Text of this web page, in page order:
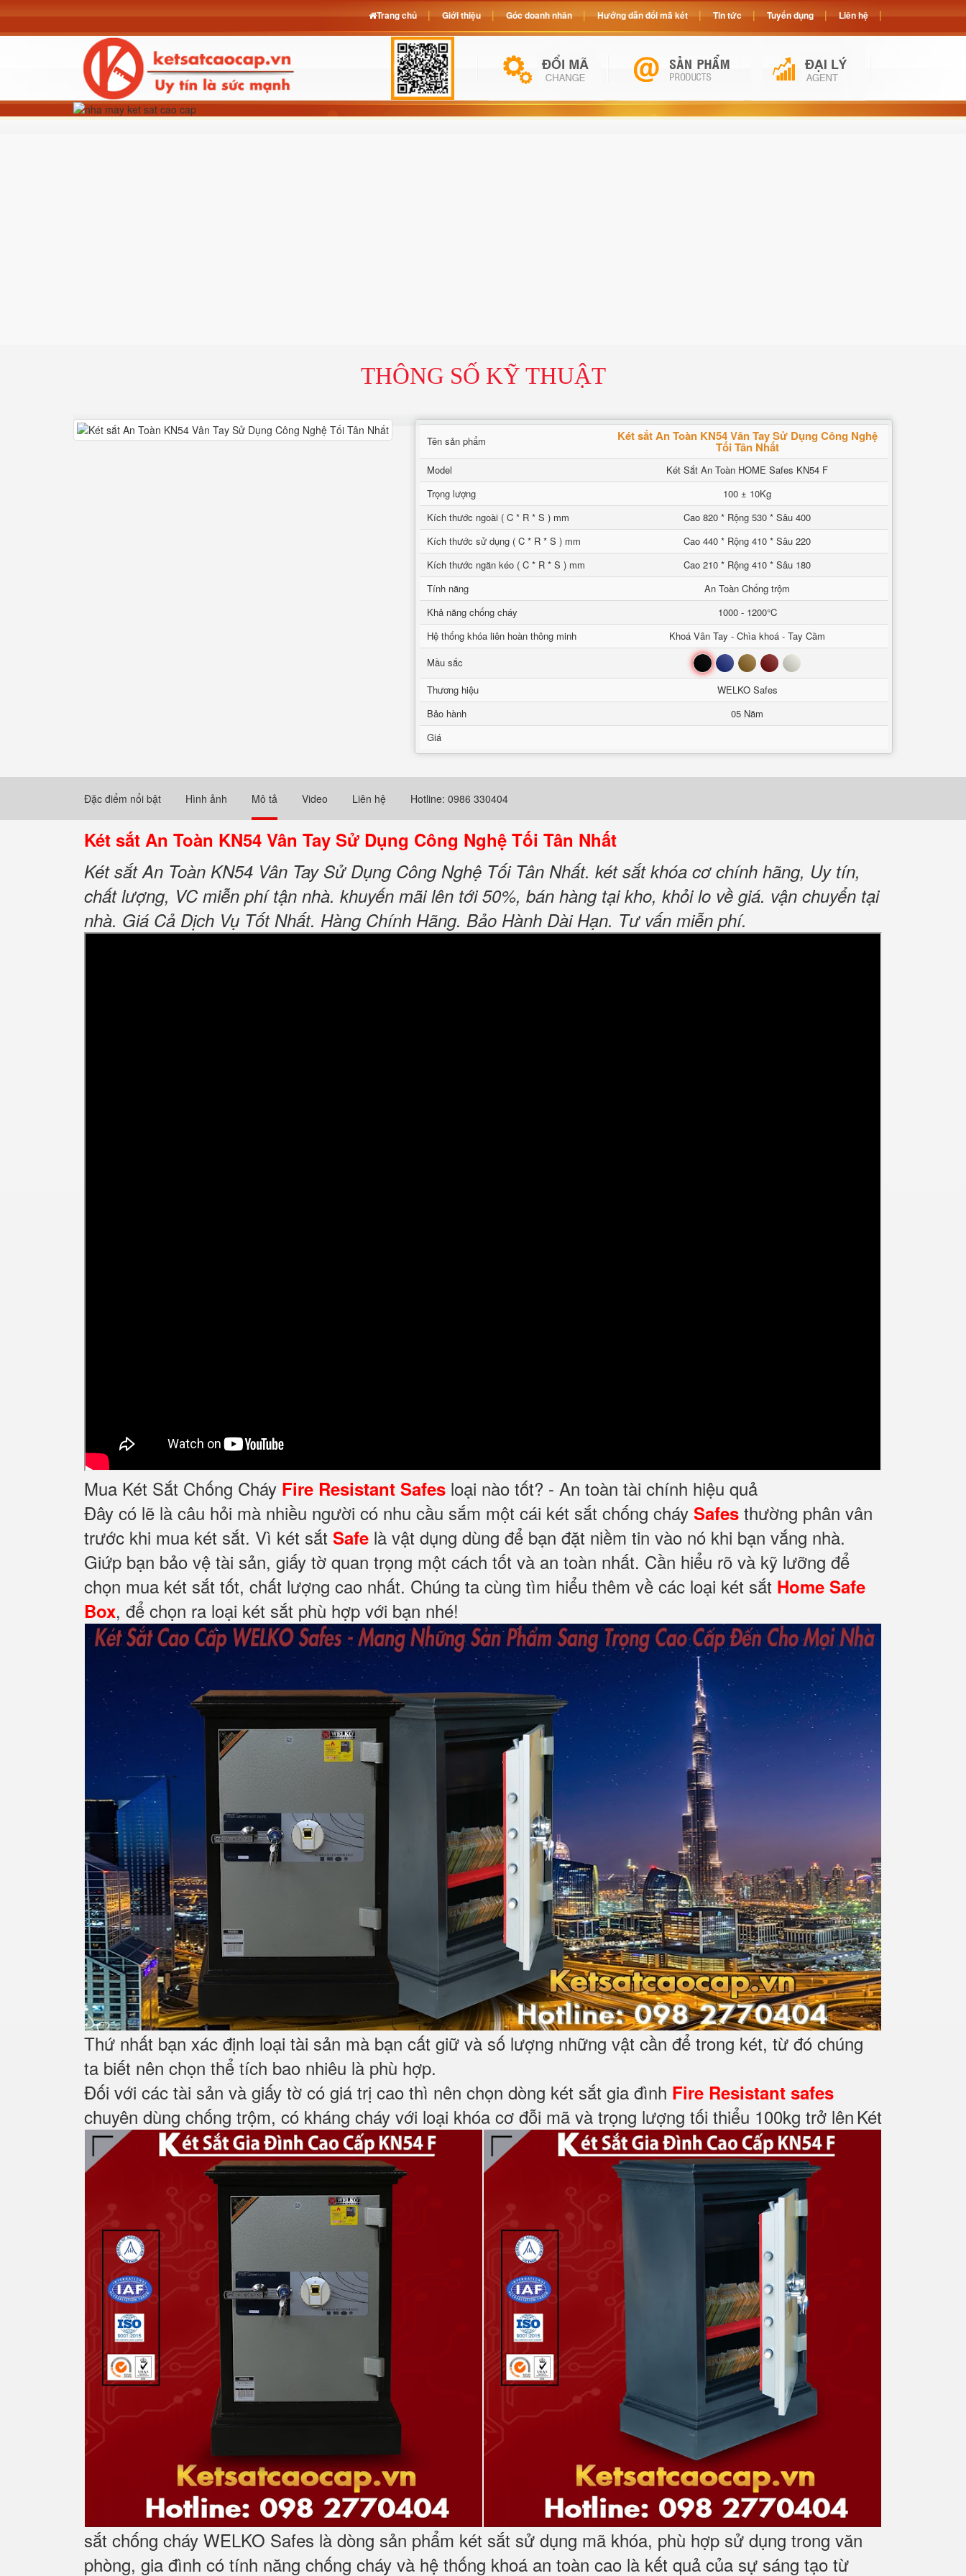
THÔNG SỐ KỸ THUẬT
Tên sản phẩm Két sắt An Toàn KN54 Vân Tay Sử Dụng Công Nghệ
Tối Tân Nhất
Model
Két Sắt An Toàn HOME Safes KN54 F
Trọng lượng
100 ± 10Kg
Kích thước ngoài ( C * R * S ) mm
Cao 820 * Rộng 530 * Sâu 400
Kích thước sử dụng ( C * R * S ) mm
Cao 440 * Rộng 410 * Sâu 220
Kích thước ngăn kéo ( C * R * S ) mm
Cao 210 * Rộng 410 * Sâu 180
Tính năng
An Toàn Chống trộm
Khả năng chống cháy
1000 - 1200°C
Hệ thống khóa liên hoàn thông minh
Khoá Vân Tay - Chìa khoá - Tay Cầm
Mầu sắc
Đen Xanh Nâu Đỏ Trắng
Thương hiệu
WELKO Safes
Bảo hành
05 Năm
Giá
Đặc điểm nổi bật Hình ảnh Mô tả Video Liên hệ Hotline: 0986 330404
Két sắt An Toàn KN54 Vân Tay Sử Dụng Công Nghệ Tối Tân Nhất
Két sắt An Toàn KN54 Vân Tay Sử Dụng Công Nghệ Tối Tân Nhất. két sắt khóa cơ chính hãng, Uy tín,
chất lượng, VC miễn phí tận nhà. khuyến mãi lên tới 50%, bán hàng tại kho, khỏi lo về giá. vận chuyển tại
nhà. Giá Cả Dịch Vụ Tốt Nhất. Hàng Chính Hãng. Bảo Hành Dài Hạn. Tư vấn miễn phí.
Mua Két Sắt Chống Cháy Fire Resistant Safes loại nào tốt? - An toàn tài chính hiệu quả
Đây có lẽ là câu hỏi mà nhiều người có nhu cầu sắm một cái két sắt chống cháy Safes thường phân vân
trước khi mua két sắt. Vì két sắt Safe là vật dụng dùng để bạn đặt niềm tin vào nó khi bạn vắng nhà.
Giứp bạn bảo vệ tài sản, giấy tờ quan trọng một cách tốt và an toàn nhất. Cần hiểu rõ và kỹ lưỡng để
chọn mua két sắt tốt, chất lượng cao nhất. Chúng ta cùng tìm hiểu thêm về các loại két sắt Home Safe
Box, để chọn ra loại két sắt phù hợp với bạn nhé!
Thứ nhất bạn xác định loại tài sản mà bạn cất giữ và số lượng những vật cần để trong két, từ đó chúng
ta biết nên chọn thể tích bao nhiêu là phù hợp.
Đối với các tài sản và giấy tờ có giá trị cao thì nên chọn dòng két sắt gia đình Fire Resistant safes
chuyên dùng chống trộm, có kháng cháy với loại khóa cơ đỗi mã và trọng lượng tối thiểu 100kg trở lên Két
sắt chống cháy WELKO Safes là dòng sản phẩm két sắt sử dụng mã khóa, phù hợp sử dụng trong văn
phòng, gia đình có tính năng chống cháy và hệ thống khoá an toàn cao là kết quả của sự sáng tạo từ
Trang chủ Giới thiệu Góc doanh nhân Hướng dẫn đổi mã két Tin tức Tuyển dụng Liên hệ